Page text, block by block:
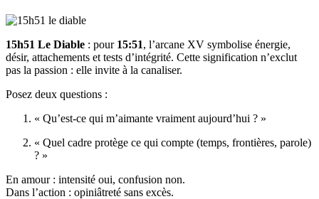
15h51 Le Diable : pour 15:51, l’arcane XV symbolise énergie,
désir, attachements et tests d’intégrité. Cette signification n’exclut
pas la passion : elle invite à la canaliser.
Posez deux questions :
« Qu’est-ce qui m’aimante vraiment aujourd’hui ? »
« Quel cadre protège ce qui compte (temps, frontières, parole)
? »
En amour : intensité oui, confusion non.
Dans l’action : opiniâtreté sans excès.